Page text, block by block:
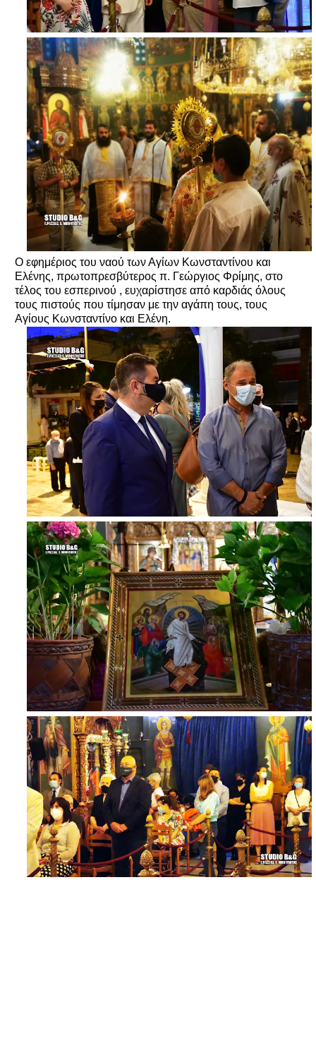
Ο εφημέριος του ναού των Αγίων Κωνσταντίνου και
Ελένης, πρωτοπρεσβύτερος π. Γεώργιος Φρίμης, στο
τέλος του εσπερινού , ευχαρίστησε από καρδιάς όλους
τους πιστούς που τίμησαν με την αγάπη τους, τους
Αγίους Κωνσταντίνο και Ελένη.